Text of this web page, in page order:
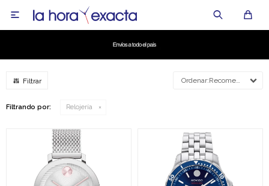

Recomendados
Filtrando por: Relojería